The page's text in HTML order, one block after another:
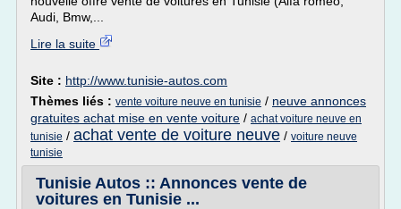
Audi, Bmw,...
Lire la suite
Site : http://www.tunisie-autos.com
Thèmes liés : vente voiture neuve en tunisie / neuve annonces
gratuites achat mise en vente voiture / achat voiture neuve en
tunisie / achat vente de voiture neuve / voiture neuve
tunisie
Tunisie Autos :: Annonces vente de
voitures en Tunisie ...